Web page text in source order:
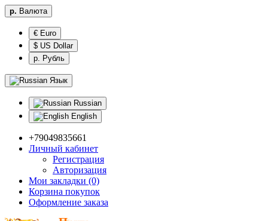
р. Валюта
€ Euro
$ US Dollar
р. Рубль
Язык
Russian
English
+79049835661
Личный кабинет
Регистрация
Авторизация
Мои закладки (0)
Корзина покупок
Оформление заказа